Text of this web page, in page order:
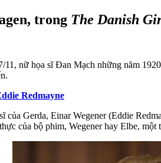
trong The Danish
11, nữ họa sĩ Đan Mạch những năm
Redmayne
Gerda, Einar Wegener (Eddie
của bộ phim, Wegener hay Elbe,